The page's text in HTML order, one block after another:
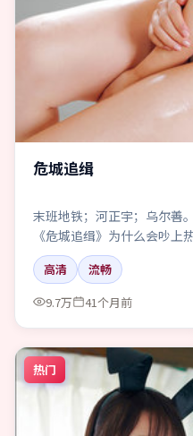
危城追缉
末班地铁；河正宇；乌尔善
《危城追缉》为什么会吵上热
高清
流畅
9.7万
41个月前
热门